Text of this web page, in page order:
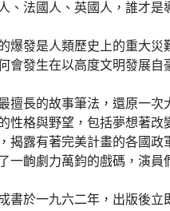
法國人、英國人，誰才是
發是人類歷史上的重大災
會發生在以高度文明發展
長的故事筆法，還原一次
性格與野望，包括夢想著
揭露有著完美計畫的各國
一齣劇力萬鈞的戲碼，演
於一九六二年，出版後立